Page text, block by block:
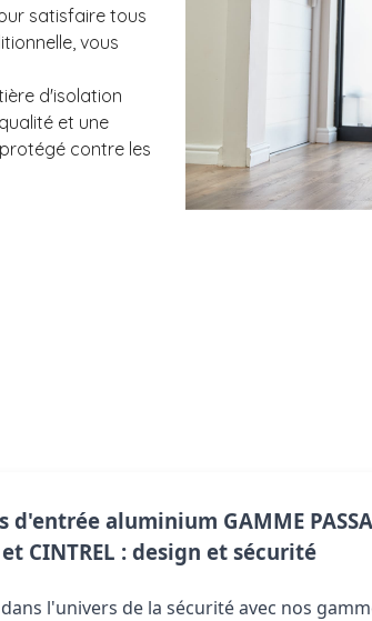
satisfaire tous
vous
d'isolation
et une
contre les
d'entrée aluminium GAMME
CINTREL : design et sécurité
l'univers de la sécurité avec nos